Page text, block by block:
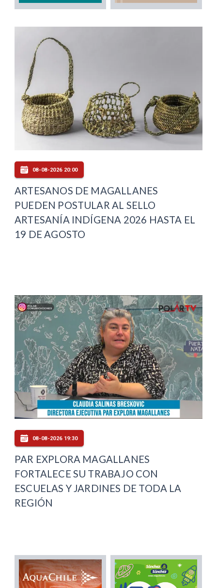
08-08-2026 20:00
ARTESANOS DE MAGALLANES
PUEDEN POSTULAR AL SELLO
ARTESANÍA INDÍGENA 2026 HASTA EL
19 DE AGOSTO
08-08-2026 19:30
PAR EXPLORA MAGALLANES
FORTALECE SU TRABAJO CON
ESCUELAS Y JARDINES DE TODA LA
REGIÓN